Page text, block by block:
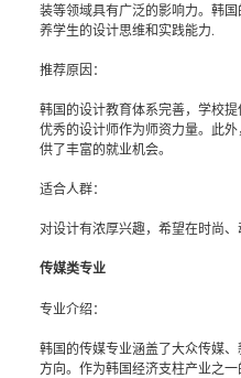
装等领域具有广泛的影响力。韩
养学生的设计思维和实践能力.
推荐原因：
韩国的设计教育体系完善，学校
优秀的设计师作为师资力量。此
供了丰富的就业机会。
适合人群：
对设计有浓厚兴趣，希望在时尚
传媒类专业
专业介绍：
韩国的传媒专业涵盖了大众传媒
方向。作为韩国经济支柱产业之一